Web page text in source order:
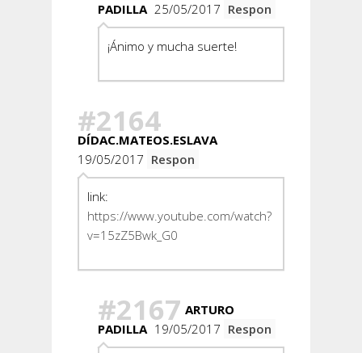
PADILLA 25/05/2017 Respon
¡Ánimo y mucha suerte!
#2164
DÍDAC.MATEOS.ESLAVA
19/05/2017 Respon
link:
https://www.youtube.com/watch?
v=15zZ5Bwk_G0
#2167 ARTURO
PADILLA 19/05/2017 Respon